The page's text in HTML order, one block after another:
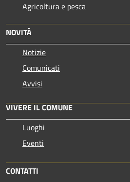
Agricoltura e pesca
NOVITÀ
Notizie
Comunicati
Avvisi
VIVERE IL COMUNE
Luoghi
Eventi
CONTATTI